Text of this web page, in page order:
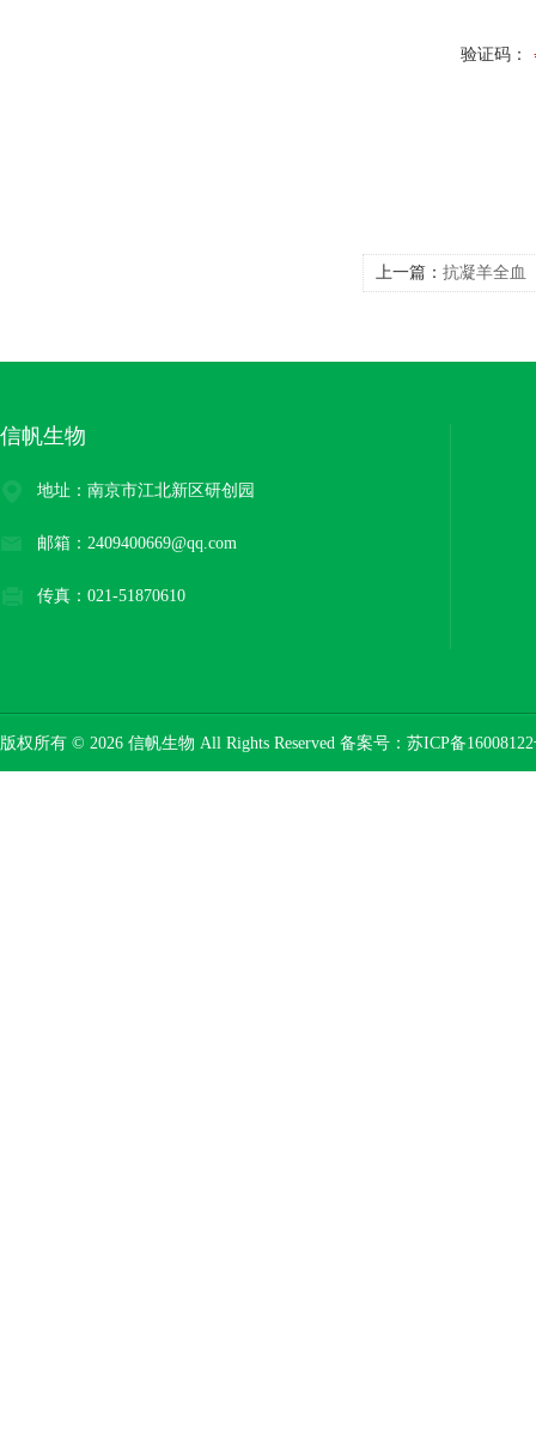
验证码：
上一篇： 抗凝羊全血
信帆生物
地址：南京市江北新区研创园
邮箱：2409400669@qq.com
传真：021-51870610
版权所有 © 2026 信帆生物 All Rights Reserved 备案号： 苏ICP备